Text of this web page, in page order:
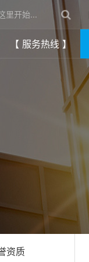
【 服务热线 】
资质